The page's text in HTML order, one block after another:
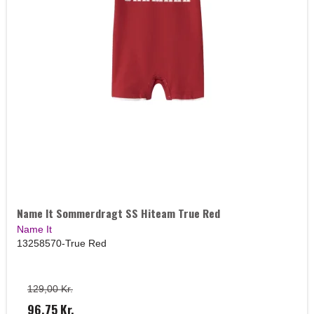
Name It Sommerdragt SS Hiteam True Red
Name It
13258570-True Red
129,00 Kr.
96,75 Kr.